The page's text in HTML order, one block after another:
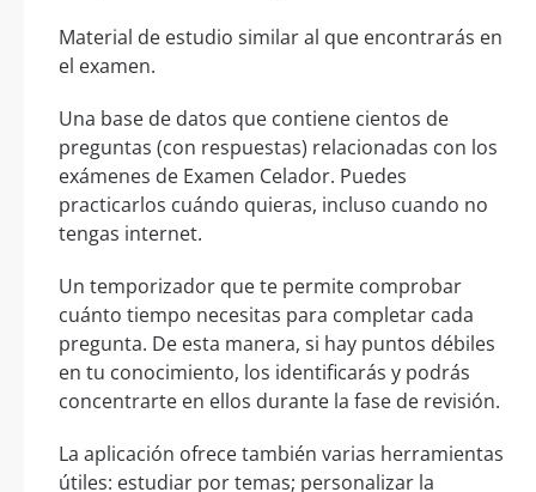
Material de estudio similar al que encontrarás en
el examen.
Una base de datos que contiene cientos de
preguntas (con respuestas) relacionadas con los
exámenes de Examen Celador. Puedes
practicarlos cuándo quieras, incluso cuando no
tengas internet.
Un temporizador que te permite comprobar
cuánto tiempo necesitas para completar cada
pregunta. De esta manera, si hay puntos débiles
en tu conocimiento, los identificarás y podrás
concentrarte en ellos durante la fase de revisión.
La aplicación ofrece también varias herramientas
útiles: estudiar por temas; personalizar la